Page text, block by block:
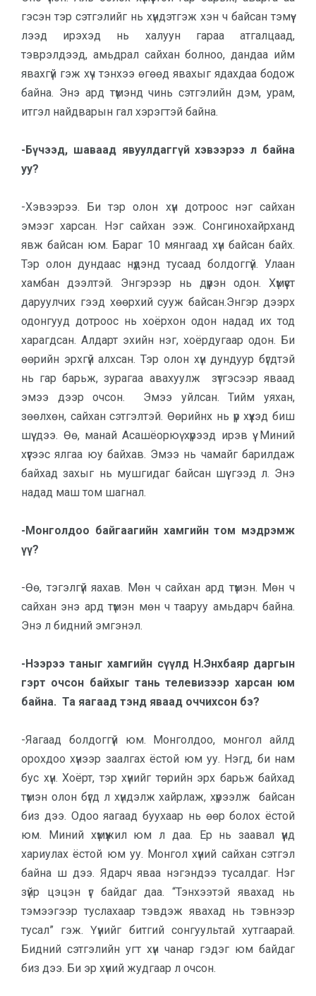
гэсэн тэр сэт­гэлийг нь хүндэтгэж хэн ч байсан тэ­мүү­
лээд ирэхэд нь халуун гараа атгал­цаад,
тэврэлдээд, амьдрал сайхан болноо, дандаа ийм
явахгүй гэж хүч тэн­хээ өгөөд явахыг ядахдаа бодож
байна. Энэ ард түмэнд чинь сэтгэлийн дэм, урам,
итгэл найдварын гал хэрэг­тэй байна.
-Бүчээд, шаваад явуулдаггүй хэвээрээ л байна
уу?
-Хэвээрээ. Би тэр олон хүн дот­роос нэг сайхан
эмээг харсан. Нэг сай­хан ээж. Сонгинохайрханд
явж бай­сан юм. Бараг 10 мянгаад хүн бай­сан байх.
Тэр олон дундаас нүдэнд тусаад болдоггүй. Улаан
хамбан дээлтэй. Энгэрээр нь дүүрэн одон. Хүмүүст
даруулчих гээд хөөрхий сууж байсан.Энгэр дээрх
одонгууд дотроос нь хоёрхон одон надад их тод
харагд­сан. Алдарт эхийн нэг, хоёрдугаар одон. Би
өөрийн эрхгүй алхсан. Тэр олон хүн дундуур бүгдтэй
нь гар барьж, зурагаа авахуулж зүтгэсээр яваад
эмээ дээр очсон. Эмээ уйлсан. Тийм уяхан,
зөөлхөн, сайхан сэтгэл­тэй. Өөрийнх нь үр хүүхэд биш
шүү дээ. Өө, манай Асашёорюү хүрээд ирэв үү. Миний
хүүгээс ялгаа юу бай­хав. Эмээ нь чамайг барилдаж
байхад захыг нь мушгидаг байсан шүү гээд л. Энэ
надад маш том шагнал.
-Монголдоо байгаагийн хам­гийн том мэдрэмж
үү?
-Өө, тэгэлгүй яахав. Мөн ч сайхан ард түмэн. Мөн ч
сайхан энэ ард тү­мэн мөн ч тааруу амьдарч байна.
Энэ л бидний эмгэнэл.
-Нээрээ таныг хамгийн сүүлд Н.Энхбаяр даргын
гэрт очсон бай­хыг тань телевизээр харсан юм
бай­на. Та яагаад тэнд яваад оччих­сон бэ?
-Яагаад болдоггүй юм. Монголдоо, монгол айлд
орохдоо хүнээр заалгах ёстой юм уу. Нэгд, би нам
бус хүн. Хоёрт, тэр хүнийг төрийн эрх барьж байхад
түмэн олон бүгд л хүндэлж хайрлаж, хүрээлж байсан
биз дээ. Одоо яагаад буухаар нь өөр болох ёстой
юм. Миний хүмүүжил юм л даа. Ер нь заавал үүнд
хариулах ёстой юм уу. Монгол хүний сайхан сэтгэл
байна ш дээ. Ядарч яваа нэгэндээ тусалдаг. Нэг
зүйр цэцэн үг байдаг даа. “Тэн­хээ­тэй явахад нь
тэмээгээр тусла­хаар тэвдэж явахад нь тэвнээр
тусал” гэж. Үүнийг битгий сонгуультай хутгаарай.
Бидний сэтгэлийн угт хүн чанар гэдэг юм байдаг
биз дээ. Би эр хүний жудгаар л очсон.